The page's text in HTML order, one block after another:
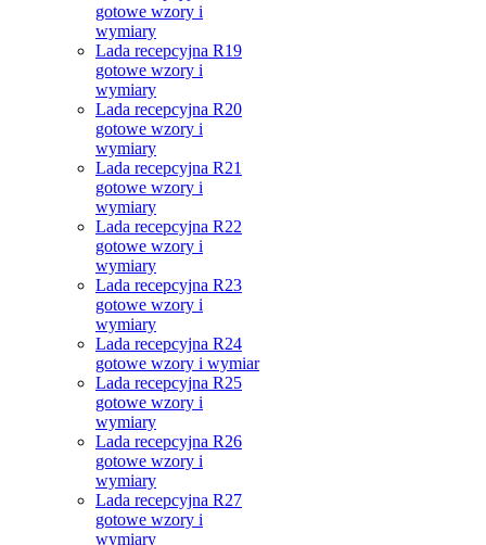
gotowe wzory i
wymiary
Lada recepcyjna R19
gotowe wzory i
wymiary
Lada recepcyjna R20
gotowe wzory i
wymiary
Lada recepcyjna R21
gotowe wzory i
wymiary
Lada recepcyjna R22
gotowe wzory i
wymiary
Lada recepcyjna R23
gotowe wzory i
wymiary
Lada recepcyjna R24
gotowe wzory i wymiar
Lada recepcyjna R25
gotowe wzory i
wymiary
Lada recepcyjna R26
gotowe wzory i
wymiary
Lada recepcyjna R27
gotowe wzory i
wymiary